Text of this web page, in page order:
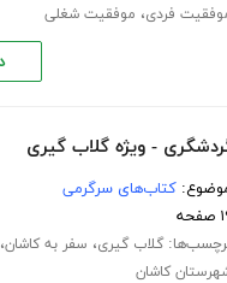
فردی، موفقیت شغلی
- ویژه گلاب گیری
کتاب‌های سرگرمی
گلاب گیری، سفر به کاشان
کاشان